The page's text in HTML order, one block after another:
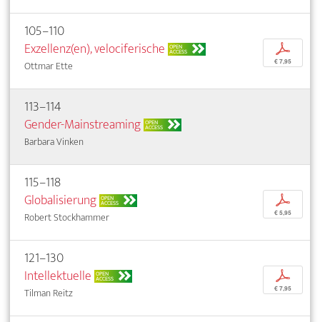
105–110
Exzellenz(en), velociferische OPEN
ACCESS
Ottmar Ette
p
€ 7,95
113–114
Gender-Mainstreaming OPEN
ACCESS
Barbara Vinken
115–118
Globalisierung OPEN
ACCESS
Robert Stockhammer
p
€ 5,95
121–130
Intellektuelle OPEN
ACCESS
Tilman Reitz
p
€ 7,95